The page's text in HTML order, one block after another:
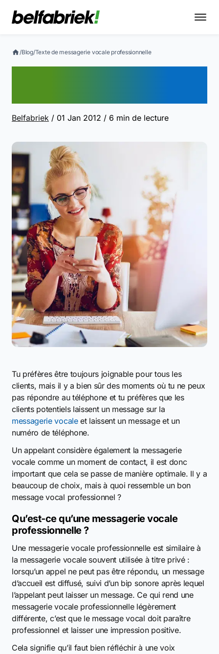
/Blog/Texte de messagerie vocale professionnelle
Belfabriek / 01 Jan 2012 / 6 min de lecture
Tu préfères être toujours joignable pour tous les
clients, mais il y a bien sûr des moments où tu ne peux
pas répondre au téléphone et tu préfères que les
clients potentiels laissent un message sur la
messagerie vocaleet laissent un message et un
numéro de téléphone.
Un appelant considère également la messagerie
vocale comme un moment de contact, il est donc
important que cela se passe de manière optimale. Il y a
beaucoup de choix, mais à quoi ressemble un bon
message vocal professionnel ?
Qu’est-ce qu’une messagerie vocale
professionnelle ?
Une messagerie vocale professionnelle est similaire à
la messagerie vocale souvent utilisée à titre privé :
lorsqu’un appel ne peut pas être répondu, un message
d’accueil est diffusé, suivi d’un bip sonore après lequel
l’appelant peut laisser un message. Ce qui rend une
messagerie vocale professionnelle légèrement
différente, c’est que le message vocal doit paraître
professionnel et laisser une impression positive.
Cela signifie qu’il faut bien réfléchir à une voix